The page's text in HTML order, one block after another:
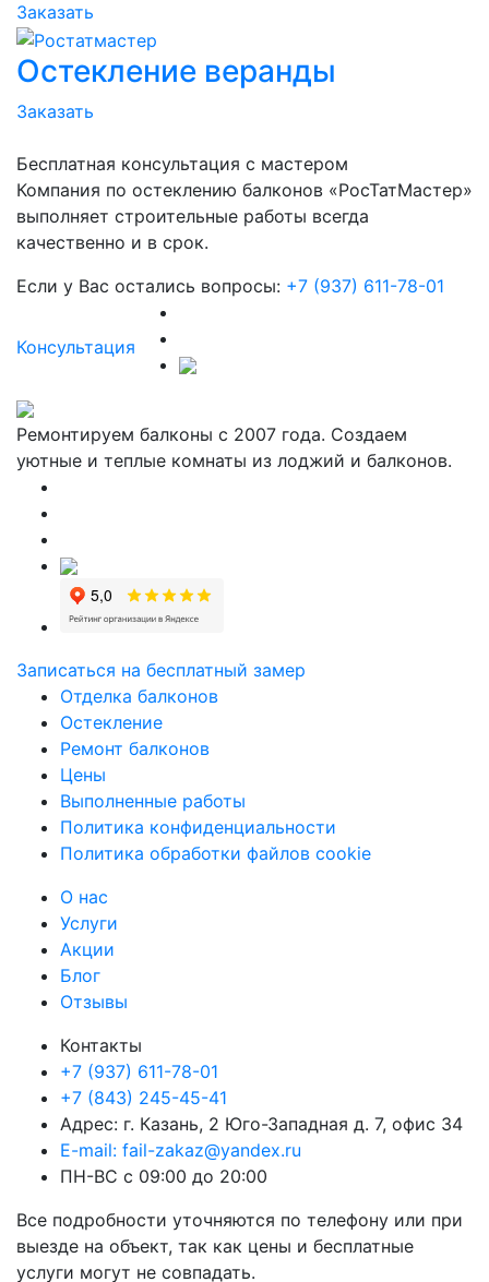
Заказать
Остекление веранды
Заказать
Бесплатная консультация с мастером
Компания по остеклению балконов «РосТатМастер»
выполняет строительные работы всегда
качественно и в срок.
Если у Вас остались вопросы: +7 (937) 611-78-01
Консультация
Ремонтируем балконы с 2007 года. Создаем
уютные и теплые комнаты из лоджий и балконов.
Записаться на бесплатный замер
Отделка балконов
Остекление
Ремонт балконов
Цены
Выполненные работы
Политика конфиденциальности
Политика обработки файлов cookie
О нас
Услуги
Акции
Блог
Отзывы
Контакты
+7 (937) 611-78-01
+7 (843) 245-45-41
Адрес: г. Казань, 2 Юго-Западная д. 7, офис 34
E-mail: fail-zakaz@yandex.ru
ПН-ВС с 09:00 до 20:00
Все подробности уточняются по телефону или при
выезде на объект, так как цены и бесплатные
услуги могут не совпадать.